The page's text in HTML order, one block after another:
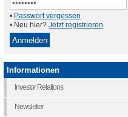
• Passwort vergessen
• Neu hier? Jetzt registrieren
Informationen
Investor Relations
Newsletter